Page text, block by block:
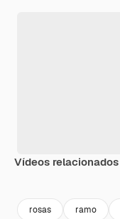
Vídeos relacionados
rosas ramo